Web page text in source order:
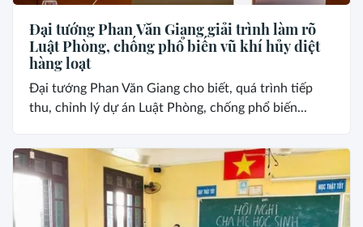
Đại tướng Phan Văn Giang giải trình làm rõ
Luật Phòng, chống phổ biến vũ khí hủy diệt
hàng loạt
Đại tướng Phan Văn Giang cho biết, quá trình tiếp
thu, chỉnh lý dự án Luật Phòng, chống phổ biến...